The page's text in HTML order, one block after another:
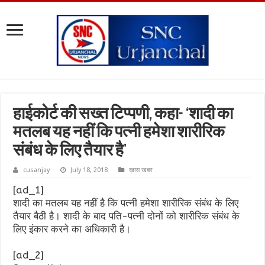
हाईकोर्ट की सख्त टिप्पणी, कहा- ‘शादी का
मतलब यह नहीं कि पत्नी हमेशा शारीरिक
संबंध के लिए तैयार है’
cusanjay July 18, 2018 ख़ास खबर
[ad_1]
शादी का मतलब यह नहीं है कि पत्नी हमेशा शारीरिक संबंध के लिए
तैयार बैठी है। शादी के बाद पति-पत्नी दोनों को शारीरिक संबंध के
लिए इंकार करने का अधिकारी है।
[ad_2]